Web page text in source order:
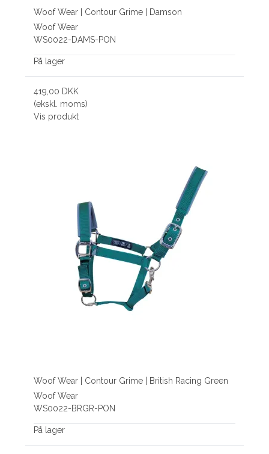
Woof Wear | Contour Grime | Damson
Woof Wear
WS0022-DAMS-PON
På lager
419,00 DKK
(ekskl. moms)
Vis produkt
Woof Wear | Contour Grime | British Racing Green
Woof Wear
WS0022-BRGR-PON
På lager